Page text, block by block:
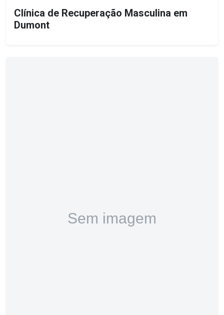
Clínica de Recuperação Masculina em
Dumont